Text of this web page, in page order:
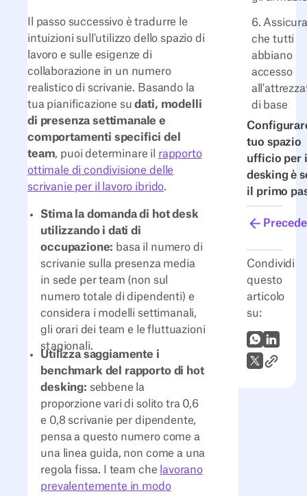
6.
che tutti
abbiano
accesso
di base
tuo spazio
ufficio per
desking è
il primo
Condividi
questo
articolo
su:
WhatsApp
X (Twitter)
Link
Il passo successivo è tradurre le
intuizioni sull'utilizzo dello spazio di
lavoro e sulle esigenze di
collaborazione in un numero
realistico di scrivanie. Basando la
tua pianificazione sudati, modelli
di presenza settimanale e
comportamenti specifici del
team, puoi determinare il rapporto
ottimale di condivisione delle
scrivanie per il lavoro ibrido.
Stima la domanda di hot desk
utilizzando i dati di
occupazione: basa il numero di
scrivanie sulla presenza media
in sede per team (non sul
numero totale di dipendenti) e
considera i modelli settimanali,
gli orari dei team e le fluttuazioni
stagionali.
Utilizza saggiamente i
benchmark del rapporto di hot
desking: sebbene la
proporzione vari di solito tra 0,6
e 0,8 scrivanie per dipendente,
pensa a questo numero come a
una linea guida, non come a una
regola fissa. I team che lavorano
prevalentemente in modo